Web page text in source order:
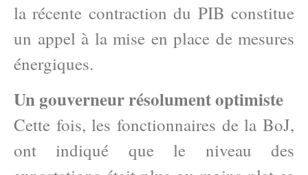
la récente contraction du PIB constitue
un appel à la mise en place de mesures
énergiques.
Un gouverneur résolument optimiste
Cette fois, les fonctionnaires de la BoJ,
ont indiqué que le niveau des